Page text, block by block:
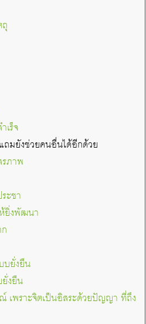
เร็จ
มยังช่วยคนอื่นได้อีกด้วย
ภาพ
ะชา
ยิ่งพัฒนา
บยั่งยืน
งยืน
พราะจิตเป็นอิสระด้วยปัญญา ที่ถึง